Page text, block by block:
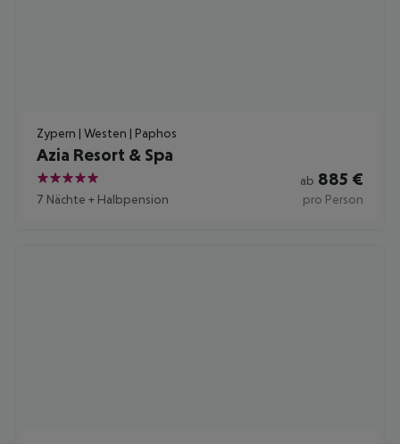
Zypern | Westen | Paphos
Azia Resort & Spa
5
7 Nächte + Halbpension
ab 885 €
pro Person